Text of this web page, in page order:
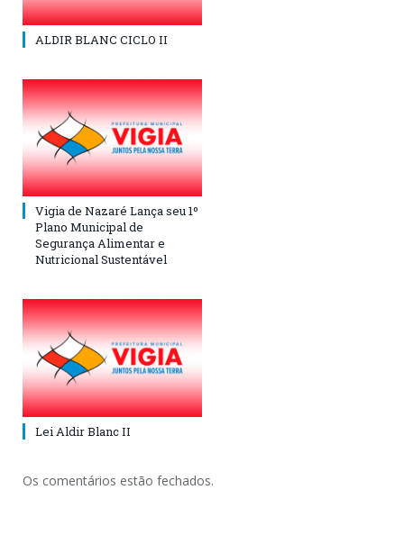
ALDIR BLANC CICLO II
Vigia de Nazaré Lança seu 1º
Plano Municipal de
Segurança Alimentar e
Nutricional Sustentável
Lei Aldir Blanc II
Os comentários estão fechados.